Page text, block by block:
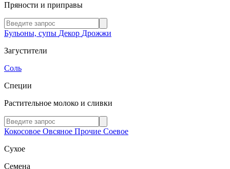
Пряности и приправы
Бульоны, супы Декор Дрожжи
Загустители
Соль
Специи
Растительное молоко и сливки
Кокосовое Овсяное Прочие Соевое
Сухое
Семена